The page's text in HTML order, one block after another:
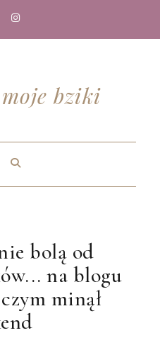
bziki
bolą od
na blogu
minął